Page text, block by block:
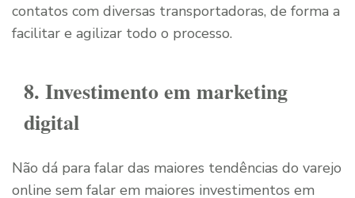
contatos com diversas transportadoras, de forma a
facilitar e agilizar todo o processo.
8. Investimento em marketing
digital
Não dá para falar das maiores tendências do varejo
online sem falar em maiores investimentos em